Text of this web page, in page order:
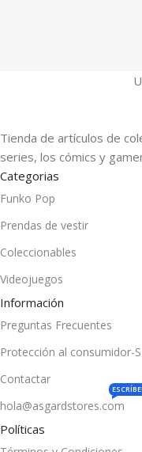
Tienda de artículos de
series, los cómics y
Categorias
Funko Pop
Prendas de vestir
Coleccionables
Videojuegos
Información
Preguntas Frecuentes
Protección al consumidor-
Contactar
hola@asgardstores.com
Políticas